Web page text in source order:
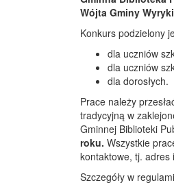
Wójta Gminy
Konkurs podzielony
dla uczniów
dla uczniów
dla dorosłych.
­Prace należy
tradycyjną w
Gminnej Biblioteki
roku. Wszystkie
kontaktowe, tj. adres
Szczegóły w